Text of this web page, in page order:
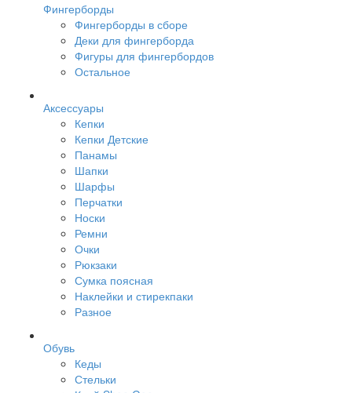
Фингерборды
Фингерборды в сборе
Деки для фингерборда
Фигуры для фингербордов
Остальное
Аксессуары
Кепки
Кепки Детские
Панамы
Шапки
Шарфы
Перчатки
Носки
Ремни
Очки
Рюкзаки
Сумка поясная
Наклейки и стирекпаки
Разное
Обувь
Кеды
Стельки